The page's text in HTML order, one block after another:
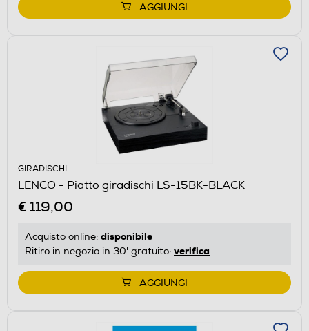
AGGIUNGI
GIRADISCHI
LENCO - Piatto giradischi LS-15BK-BLACK
€ 119,00
Acquisto online: disponibile
Ritiro in negozio in 30' gratuito: verifica
AGGIUNGI